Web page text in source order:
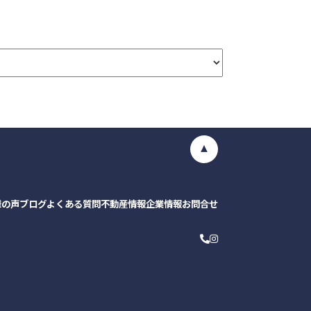
声ブログよくある質問不動産情報企業情報お問合せ